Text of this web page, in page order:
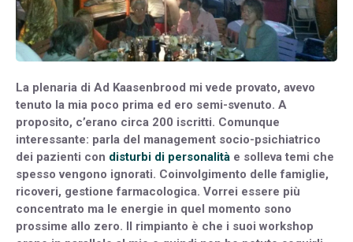
La plenaria di Ad Kaasenbrood mi vede provato, avevo
tenuto la mia poco prima ed ero semi-svenuto. A
proposito, c’erano circa 200 iscritti. Comunque
interessante: parla del management socio-psichiatrico
dei pazienti con disturbi di personalità e solleva temi che
spesso vengono ignorati. Coinvolgimento delle famiglie,
ricoveri, gestione farmacologica. Vorrei essere più
concentrato ma le energie in quel momento sono
prossime allo zero. Il rimpianto è che i suoi workshop